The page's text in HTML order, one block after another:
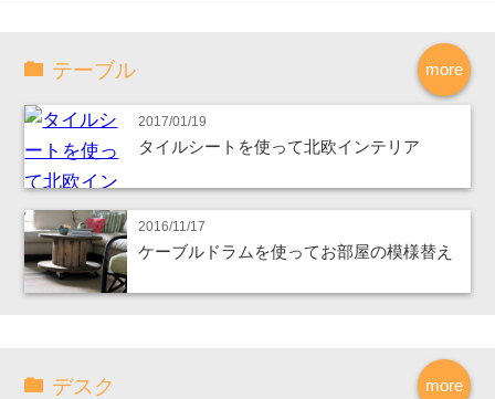
more
テーブル
2017/01/19
タイルシートを使って北欧インテリア
2016/11/17
ケーブルドラムを使ってお部屋の模様替え
more
デスク